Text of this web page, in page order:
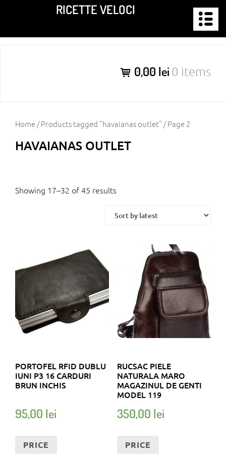
content
RICETTE VELOCI
0,00 lei 0 items
Home/Products tagged “havaianas outlet” / Page 2
HAVAIANAS OUTLET
Showing 17–32 of 45 results
PORTOFEL RFID DUBLU
IUNI P3 16 CARDURI
BRUN INCHIS
95,00 lei
PRICE
RUCSAC PIELE
NATURALA MARO
MAGAZINUL DE GENTI
MODEL 119
350,00 lei
PRICE